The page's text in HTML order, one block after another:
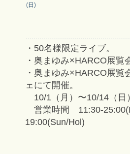
(日)
・50名様限定ライブ。
・奥まゆみ×HARCO展覧
・奥まゆみ×HARCO展覧
ェにて開催。
10/1（月）〜10/14（
営業時間 11:30-
19:00(Sun/Hol)